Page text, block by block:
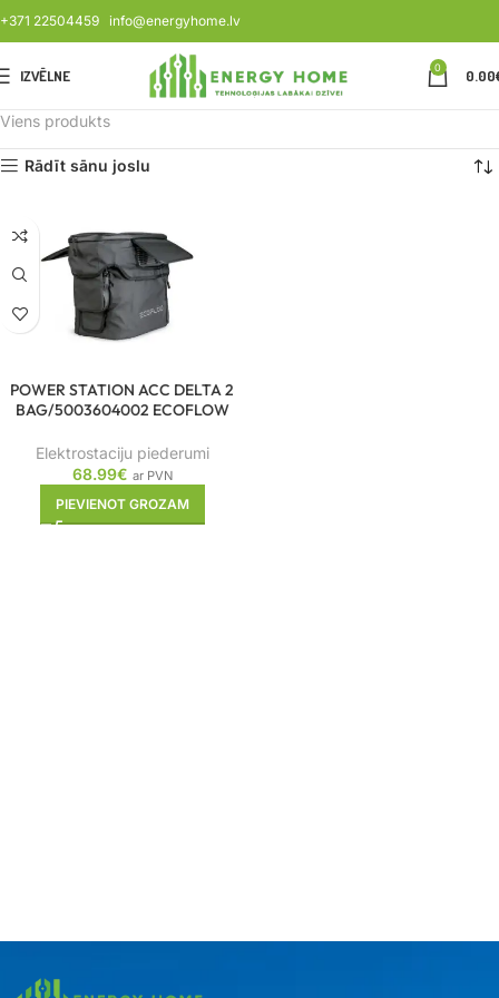
+371 22504459 info@energyhome.lv
IZVĒLNE 0 0.00
Viens produkts
Rādīt sānu joslu
POWER STATION ACC DELTA 2
BAG/5003604002 ECOFLOW
Elektrostaciju piederumi
68.99€ ar PVN
PIEVIENOT GROZAM